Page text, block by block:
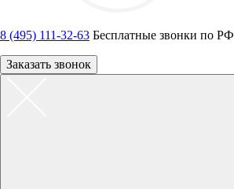
8 (495) 111-32-63 Бесплатные звонки по РФ
Заказать звонок